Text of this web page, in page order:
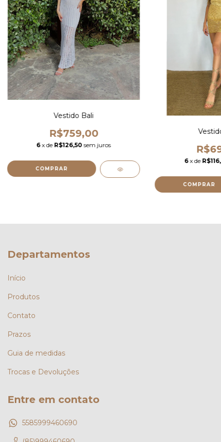
Vestido Bali
R$759,00
6 x de R$126,50 sem juros
COMPRAR
6 x de
COMPRAR
Departamentos
Início
Produtos
Contato
Prazos
Guia de medidas
Trocas e Devoluções
Entre em contato
5585999460690